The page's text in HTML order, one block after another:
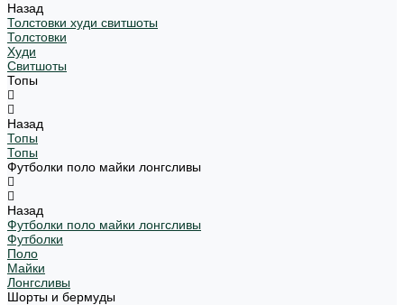
Назад
Толстовки худи свитшоты
Толстовки
Худи
Свитшоты
Топы
Назад
Топы
Топы
Футболки поло майки лонгсливы
Назад
Футболки поло майки лонгсливы
Футболки
Поло
Майки
Лонгсливы
Шорты и бермуды